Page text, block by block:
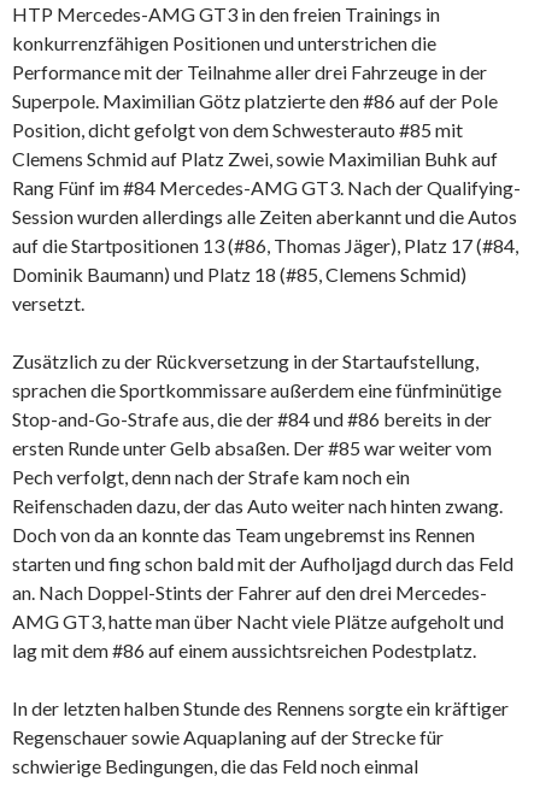
HTP Mercedes-AMG GT3 in den freien Trainings in
konkurrenzfähigen Positionen und unterstrichen die
Performance mit der Teilnahme aller drei Fahrzeuge in der
Superpole. Maximilian Götz platzierte den #86 auf der Pole
Position, dicht gefolgt von dem Schwesterauto #85 mit
Clemens Schmid auf Platz Zwei, sowie Maximilian Buhk auf
Rang Fünf im #84 Mercedes-AMG GT3. Nach der Qualifying-
Session wurden allerdings alle Zeiten aberkannt und die Autos
auf die Startpositionen 13 (#86, Thomas Jäger), Platz 17 (#84,
Dominik Baumann) und Platz 18 (#85, Clemens Schmid)
versetzt.
Zusätzlich zu der Rückversetzung in der Startaufstellung,
sprachen die Sportkommissare außerdem eine fünfminütige
Stop-and-Go-Strafe aus, die der #84 und #86 bereits in der
ersten Runde unter Gelb absaßen. Der #85 war weiter vom
Pech verfolgt, denn nach der Strafe kam noch ein
Reifenschaden dazu, der das Auto weiter nach hinten zwang.
Doch von da an konnte das Team ungebremst ins Rennen
starten und fing schon bald mit der Aufholjagd durch das Feld
an. Nach Doppel-Stints der Fahrer auf den drei Mercedes-
AMG GT3, hatte man über Nacht viele Plätze aufgeholt und
lag mit dem #86 auf einem aussichtsreichen Podestplatz.
In der letzten halben Stunde des Rennens sorgte ein kräftiger
Regenschauer sowie Aquaplaning auf der Strecke für
schwierige Bedingungen, die das Feld noch einmal